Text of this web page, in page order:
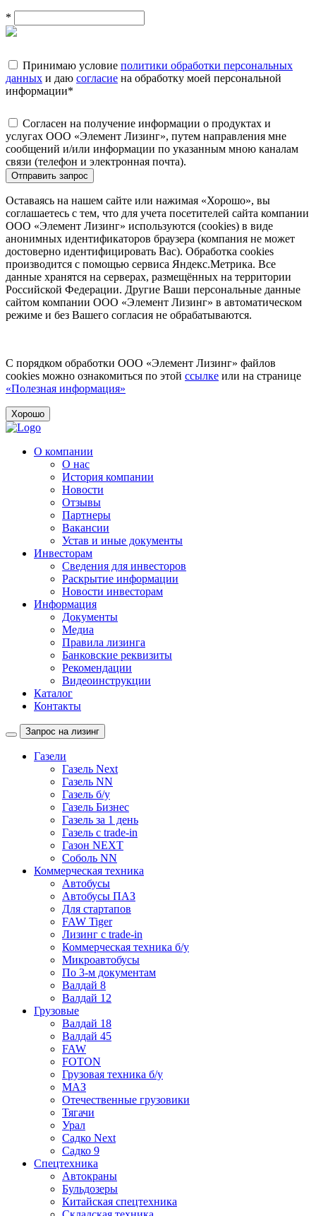
*
Принимаю условие политики обработки персональных
данных и даю согласие на обработку моей персональной
информации*
Согласен на получение информации о продуктах и
услугах ООО «Элемент Лизинг», путем направления мне
сообщений и/или информации по указанным мною каналам
связи (телефон и электронная почта).
Отправить запрос
Оставаясь на нашем сайте или нажимая «Хорошо», вы
соглашаетесь с тем, что для учета посетителей сайта компании
ООО «Элемент Лизинг» используются (cookies) в виде
анонимных идентификаторов браузера (компания не может
достоверно идентифицировать Вас). Обработка cookies
производится с помощью сервиса Яндекс.Метрика. Все
данные хранятся на серверах, размещённых на территории
Российской Федерации. Другие Ваши персональные данные
сайтом компании ООО «Элемент Лизинг» в автоматическом
режиме и без Вашего согласия не обрабатываются.
С порядком обработки ООО «Элемент Лизинг» файлов
cookies можно ознакомиться по этой ссылке или на странице
«Полезная информация»
Хорошо
О компании
О нас
История компании
Новости
Отзывы
Партнеры
Вакансии
Устав и иные документы
Инвесторам
Сведения для инвесторов
Раскрытие информации
Новости инвесторам
Информация
Документы
Медиа
Правила лизинга
Банковские реквизиты
Рекомендации
Видеоинструкции
Каталог
Контакты
Запрос на лизинг
Газели
Газель Next
Газель NN
Газель б/у
Газель Бизнес
Газель за 1 день
Газель с trade-in
Газон NEXT
Соболь NN
Коммерческая техника
Автобусы
Автобусы ПАЗ
Для стартапов
FAW Tiger
Лизинг с trade-in
Коммерческая техника б/у
Микроавтобусы
По 3-м документам
Валдай 8
Валдай 12
Грузовые
Валдай 18
Валдай 45
FAW
FOTON
Грузовая техника б/у
МАЗ
Отечественные грузовики
Тягачи
Урал
Садко Next
Садко 9
Спецтехника
Автокраны
Бульдозеры
Китайская спецтехника